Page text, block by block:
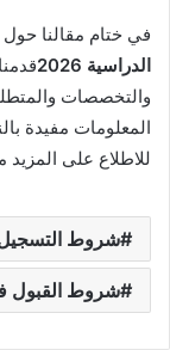
في ختام مقالنا حول
الدراسية 2026
والتخصصات
المعلومات مفيدة
للاطلاع على المزيد
شروط التسجيل
شروط القبول